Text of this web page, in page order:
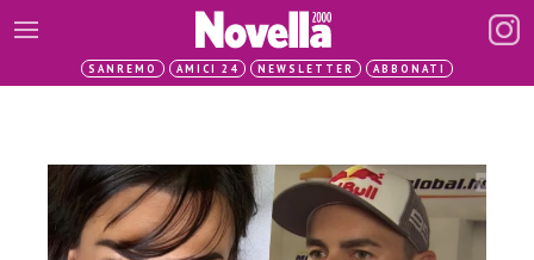
SANREMO AMICI 24 NEWSLETTER ABBONATI